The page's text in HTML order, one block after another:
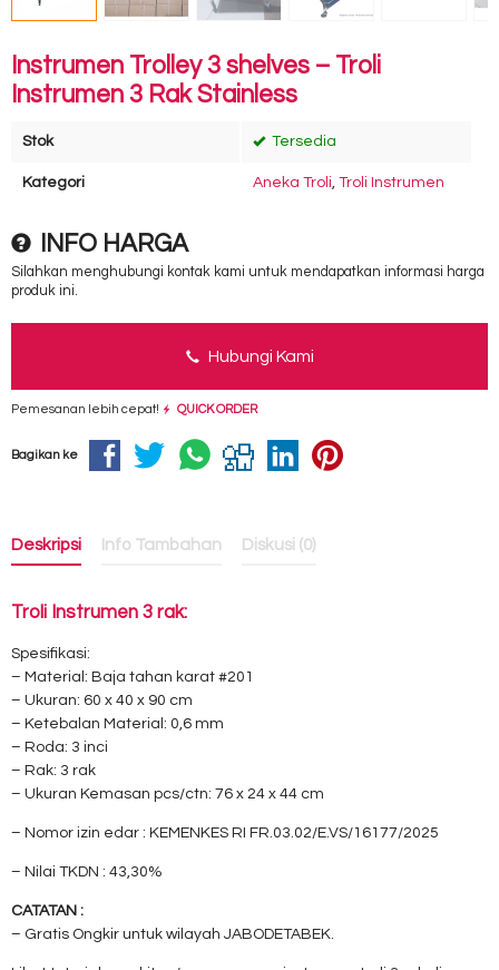
Instrumen Trolley 3 shelves – Troli
Instrumen 3 Rak Stainless
Stok Tersedia
Kategori Aneka Troli, Troli Instrumen
INFO HARGA
Silahkan menghubungi kontak kami untuk mendapatkan informasi harga
produk ini.
Hubungi Kami
Pemesanan lebih cepat! QUICK ORDER
Bagikan ke
Deskripsi Info Tambahan Diskusi (0)
Troli Instrumen 3 rak:
Spesifikasi:
– Material: Baja tahan karat #201
– Ukuran: 60 x 40 x 90 cm
– Ketebalan Material: 0,6 mm
– Roda: 3 inci
– Rak: 3 rak
– Ukuran Kemasan pcs/ctn: 76 x 24 x 44 cm
– Nomor izin edar : KEMENKES RI FR.03.02/E.VS/16177/2025
– Nilai TKDN : 43,30%
CATATAN :
– Gratis Ongkir untuk wilayah JABODETABEK.